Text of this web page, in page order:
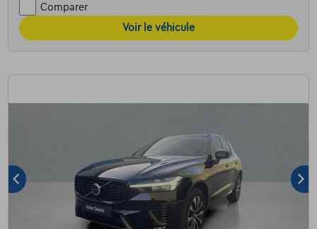
Comparer
Voir le véhicule